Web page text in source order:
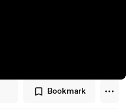
Bookmark